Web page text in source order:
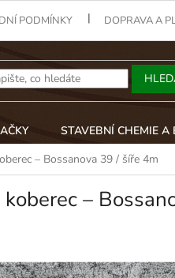
PODMÍNKY DOPRAVA A
STAVEBNÍ CHEMIE
– Bossanova 39 / šíře 4m
koberec –